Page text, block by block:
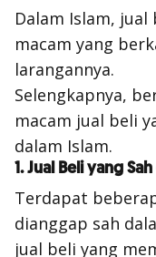
Dalam Islam,
macam yang
larangannya.
Selengkapnya,
macam jual beli
dalam Islam.
1. Jual Beli yang
Terdapat
dianggap sah
jual beli yang